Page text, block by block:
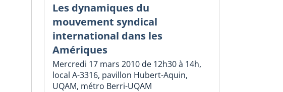
Les dynamiques du
mouvement syndical
international dans les
Amériques
Mercredi 17 mars 2010 de 12h30 à 14h,
local A-3316, pavillon Hubert-Aquin,
UQAM, métro Berri-UQAM